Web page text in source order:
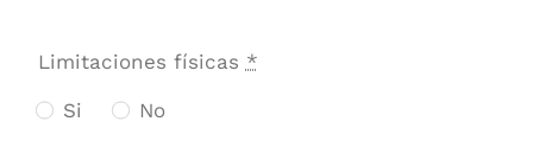
Limitaciones físicas *
Si No